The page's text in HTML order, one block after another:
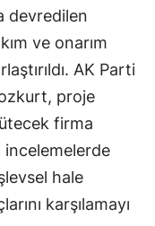
devredilen
ve onarım
AK Parti
proje
firma
hale
karşılamayı